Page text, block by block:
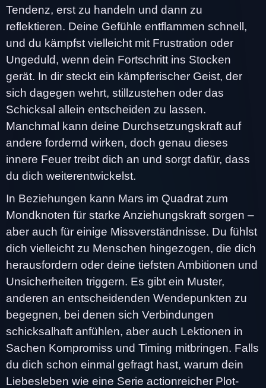
Tendenz, erst zu handeln und dann zu
reflektieren. Deine Gefühle entflammen schnell,
und du kämpfst vielleicht mit Frustration oder
Ungeduld, wenn dein Fortschritt ins Stocken
gerät. In dir steckt ein kämpferischer Geist, der
sich dagegen wehrt, stillzustehen oder das
Schicksal allein entscheiden zu lassen.
Manchmal kann deine Durchsetzungskraft auf
andere fordernd wirken, doch genau dieses
innere Feuer treibt dich an und sorgt dafür, dass
du dich weiterentwickelst.
In Beziehungen kann Mars im Quadrat zum
Mondknoten für starke Anziehungskraft sorgen –
aber auch für einige Missverständnisse. Du fühlst
dich vielleicht zu Menschen hingezogen, die dich
herausfordern oder deine tiefsten Ambitionen und
Unsicherheiten triggern. Es gibt ein Muster,
anderen an entscheidenden Wendepunkten zu
begegnen, bei denen sich Verbindungen
schicksalhaft anfühlen, aber auch Lektionen in
Sachen Kompromiss und Timing mitbringen. Falls
du dich schon einmal gefragt hast, warum dein
Liebesleben wie eine Serie actionreicher Plot-